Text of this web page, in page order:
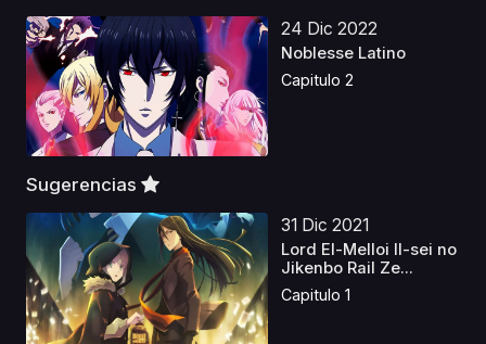
24 Dic 2022
Noblesse Latino
Capitulo 2
Sugerencias
31 Dic 2021
Lord El-Melloi II-sei no
Jikenbo Rail Ze...
Capitulo 1